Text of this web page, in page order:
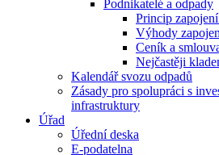
Podnikatelé a odpady
Princip
Výhody
Ceník a
Nejčastěji
Kalendář svozu odpadů
Zásady pro spolupráci s
infrastruktury
Úřad
Úřední deska
E-podatelna